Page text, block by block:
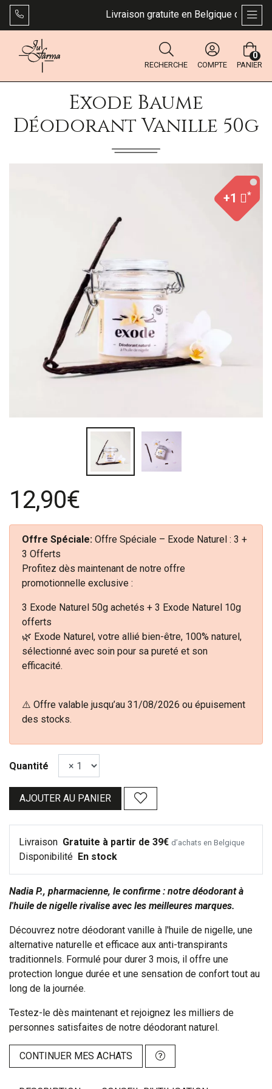
Livraison gratuite en Belgique dès 49
RECHERCHE COMPTE PANIER
0
Exode Baume
Déodorant Vanille 50g
+1 *
12,90€
Offre Spéciale: Offre Spéciale – Exode Naturel : 3 +
3 Offerts
Profitez dès maintenant de notre offre
promotionnelle exclusive :
3 Exode Naturel 50g achetés + 3 Exode Naturel 10g
offerts
🌿 Exode Naturel, votre allié bien-être, 100% naturel,
sélectionné avec soin pour sa pureté et son
efficacité.
⚠️ Offre valable jusqu’au 31/08/2026 ou épuisement
des stocks.
Quantité
AJOUTER AU PANIER
Livraison Gratuite à partir de 39€ d’achats en Belgique
Disponibilité En stock
Nadia P., pharmacienne, le confirme : notre déodorant à
l'huile de nigelle rivalise avec les meilleures marques.
Découvrez notre déodorant vanille à l'huile de nigelle, une
alternative naturelle et efficace aux anti-transpirants
traditionnels. Formulé pour durer 3 mois, il offre une
protection longue durée et une sensation de confort tout au
long de la journée.
Testez-le dès maintenant et rejoignez les milliers de
personnes satisfaites de notre déodorant naturel.
CONTINUER MES ACHATS